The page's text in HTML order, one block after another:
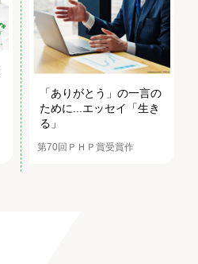
「ありがとう」の一言の
ために...エッセイ「生き
る」
第70回ＰＨＰ賞受賞作